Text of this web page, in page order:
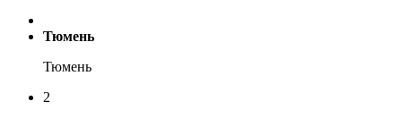
Тюмень
Тюмень
2